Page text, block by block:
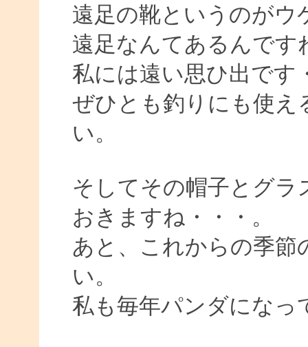
遠足の靴というのがウ
遠足なんてあるんです
私には遠い思ひ出です
ぜひとも釣りにも使え
い。
そしてその帽子とグラ
おきますね・・・。
あと、これからの季節
い。
私も毎年パンダになっ